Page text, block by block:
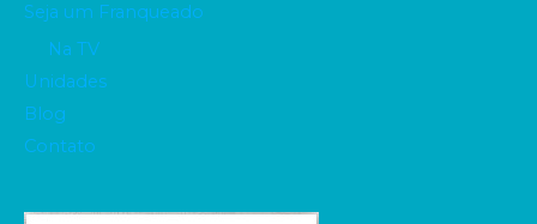
Seja um Franqueado
Na TV
Unidades
Blog
Contato